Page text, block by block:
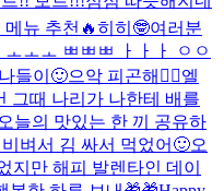
메뉴 추천🔥히히🤓여러분
ㅗㅗㅗ ㅃㅃㅃ ㅏㅏㅏ ㅇㅇ
들이🙂으악 피곤해🤦‍♂️엘
그때 나리가 나한테 배를
오늘의 맛있는 한 끼 공유하
벼서 김 싸서 먹었어🙂오
지만 해피 발렌타인 데이